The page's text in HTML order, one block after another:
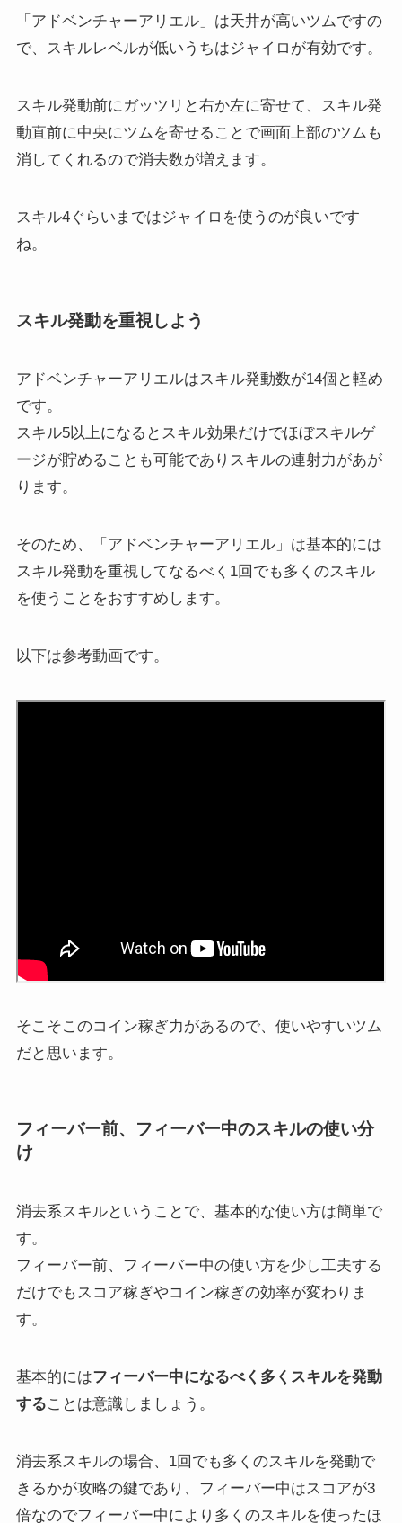
「アドベンチャーアリエル」は天井が高いツムですの
で、スキルレベルが低いうちはジャイロが有効です。
スキル発動前にガッツリと右か左に寄せて、スキル発
動直前に中央にツムを寄せることで画面上部のツムも
消してくれるので消去数が増えます。
スキル4ぐらいまではジャイロを使うのが良いです
ね。
スキル発動を重視しよう
アドベンチャーアリエルはスキル発動数が14個と軽め
です。
スキル5以上になるとスキル効果だけでほぼスキルゲ
ージが貯めることも可能でありスキルの連射力があが
ります。
そのため、「アドベンチャーアリエル」は基本的には
スキル発動を重視してなるべく1回でも多くのスキル
を使うことをおすすめします。
以下は参考動画です。
そこそこのコイン稼ぎ力があるので、使いやすいツム
だと思います。
フィーバー前、フィーバー中のスキルの使い分
け
消去系スキルということで、基本的な使い方は簡単で
す。
フィーバー前、フィーバー中の使い方を少し工夫する
だけでもスコア稼ぎやコイン稼ぎの効率が変わりま
す。
基本的にはフィーバー中になるべく多くスキルを発動
することは意識しましょう。
消去系スキルの場合、1回でも多くのスキルを発動で
きるかが攻略の鍵であり、フィーバー中はスコアが3
倍なのでフィーバー中により多くのスキルを使ったほ